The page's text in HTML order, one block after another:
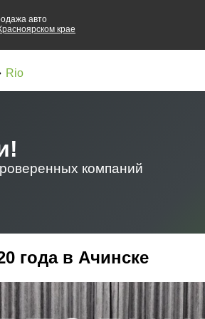
авто
крае
Rio
года в Ачинске